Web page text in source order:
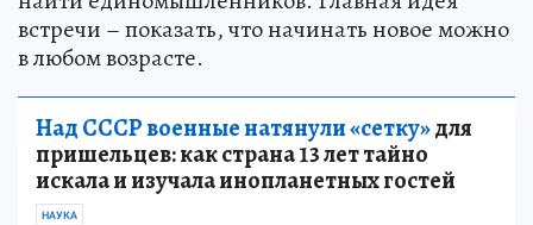
встречи – показать, что начинать новое можно
в любом возрасте.
Над СССР военные натянули «сетку»для
пришельцев: как страна 13 лет тайно
искала и изучала инопланетных гостей
НАУКА